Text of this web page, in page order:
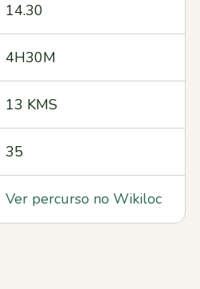
14.30
4H30M
13 KMS
35
Ver percurso no Wikiloc